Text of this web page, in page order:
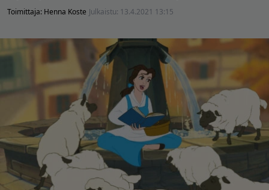
Toimittaja: Henna Koste Julkaistu: 13.4.2021 13:15